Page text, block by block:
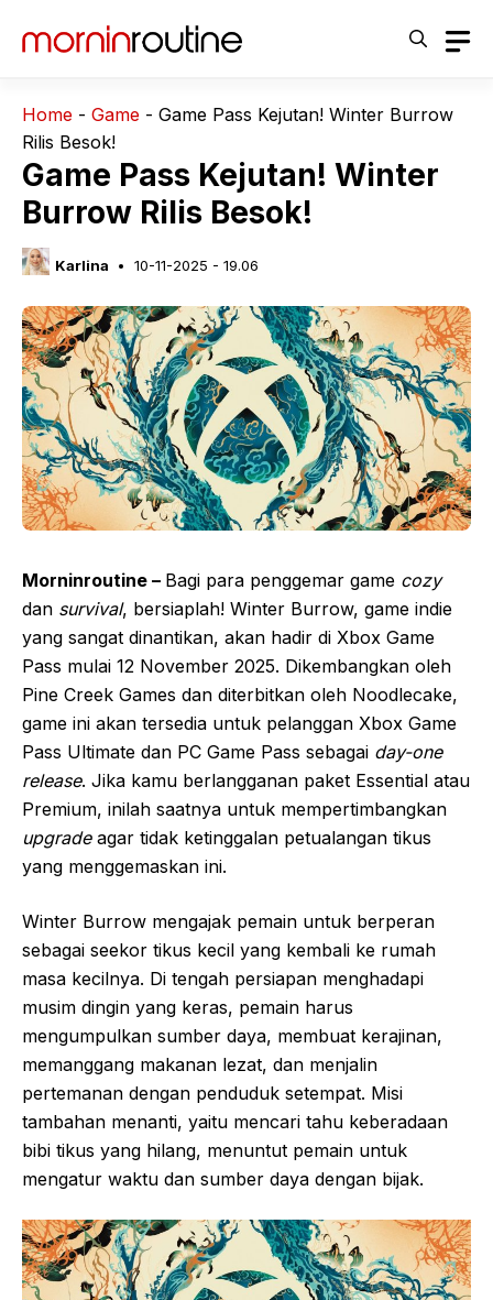
Home - Game - Game Pass Kejutan! Winter Burrow
Rilis Besok!
Game Pass Kejutan! Winter
Burrow Rilis Besok!
Karlina 10-11-2025 - 19.06
Morninroutine – Bagi para penggemar game cozy
dan survival, bersiaplah! Winter Burrow, game indie
yang sangat dinantikan, akan hadir di Xbox Game
Pass mulai 12 November 2025. Dikembangkan oleh
Pine Creek Games dan diterbitkan oleh Noodlecake,
game ini akan tersedia untuk pelanggan Xbox Game
Pass Ultimate dan PC Game Pass sebagai day-one
release. Jika kamu berlangganan paket Essential atau
Premium, inilah saatnya untuk mempertimbangkan
upgradeagar tidak ketinggalan petualangan tikus
yang menggemaskan ini.
Winter Burrow mengajak pemain untuk berperan
sebagai seekor tikus kecil yang kembali ke rumah
masa kecilnya. Di tengah persiapan menghadapi
musim dingin yang keras, pemain harus
mengumpulkan sumber daya, membuat kerajinan,
memanggang makanan lezat, dan menjalin
pertemanan dengan penduduk setempat. Misi
tambahan menanti, yaitu mencari tahu keberadaan
bibi tikus yang hilang, menuntut pemain untuk
mengatur waktu dan sumber daya dengan bijak.